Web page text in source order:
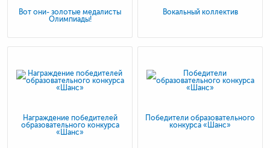
Вот они- золотые медалисты
Олимпиады!
Вокальный коллектив
Награждение победителей
образовательного конкурса
«Шанс»
Победители образовательного
конкурса «Шанс»